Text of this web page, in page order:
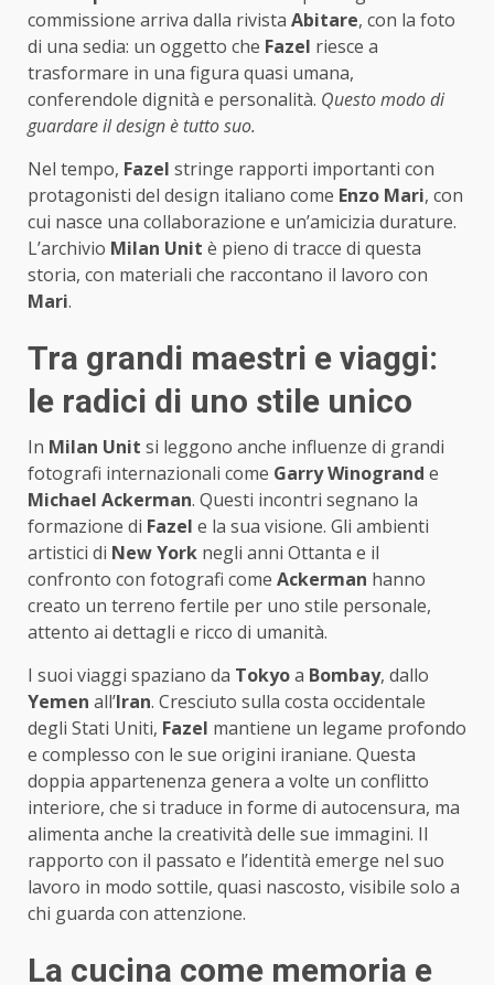
commissione arriva dalla rivista Abitare, con la foto
di una sedia: un oggetto che Fazel riesce a
trasformare in una figura quasi umana,
conferendole dignità e personalità. Questo modo di
guardare il design è tutto suo.
Nel tempo, Fazel stringe rapporti importanti con
protagonisti del design italiano come Enzo Mari, con
cui nasce una collaborazione e un’amicizia durature.
L’archivio Milan Unit è pieno di tracce di questa
storia, con materiali che raccontano il lavoro con
Mari.
Tra grandi maestri e viaggi:
le radici di uno stile unico
In Milan Unit si leggono anche influenze di grandi
fotografi internazionali come Garry Winogrand e
Michael Ackerman. Questi incontri segnano la
formazione di Fazel e la sua visione. Gli ambienti
artistici di New York negli anni Ottanta e il
confronto con fotografi come Ackerman hanno
creato un terreno fertile per uno stile personale,
attento ai dettagli e ricco di umanità.
I suoi viaggi spaziano da Tokyoa Bombay, dallo
Yemen all’Iran. Cresciuto sulla costa occidentale
degli Stati Uniti, Fazel mantiene un legame profondo
e complesso con le sue origini iraniane. Questa
doppia appartenenza genera a volte un conflitto
interiore, che si traduce in forme di autocensura, ma
alimenta anche la creatività delle sue immagini. Il
rapporto con il passato e l’identità emerge nel suo
lavoro in modo sottile, quasi nascosto, visibile solo a
chi guarda con attenzione.
La cucina come memoria e